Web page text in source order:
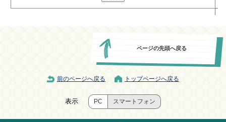
ページの先頭へ戻る
前のページへ戻る トップページへ戻る
表示 PC スマートフォン